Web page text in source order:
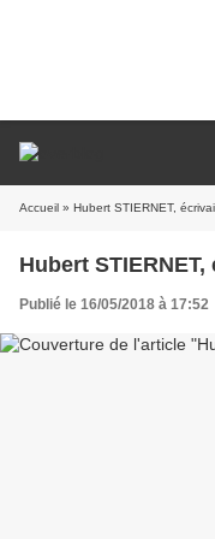
Accueil » Hubert STIERNET,
Hubert
Publié le 16/05/2018 à 17:52